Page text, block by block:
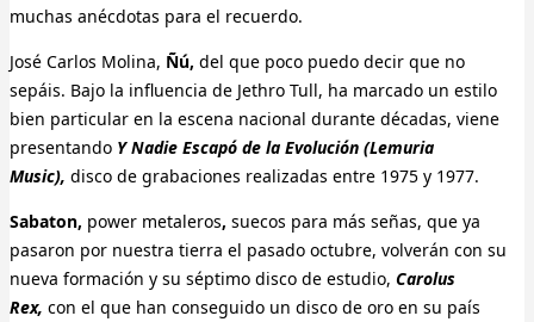
muchas anécdotas para el recuerdo.
José Carlos Molina, Ñú, del que poco puedo decir que no
sepáis. Bajo la influencia de Jethro Tull, ha marcado un estilo
bien particular en la escena nacional durante décadas, viene
presentando Y Nadie Escapó de la Evolución (Lemuria
Music), disco de grabaciones realizadas entre 1975 y 1977.
Sabaton, power metaleros, suecos para más señas, que ya
pasaron por nuestra tierra el pasado octubre, volverán con su
nueva formación y su séptimo disco de estudio, Carolus
Rex, con el que han conseguido un disco de oro en su país